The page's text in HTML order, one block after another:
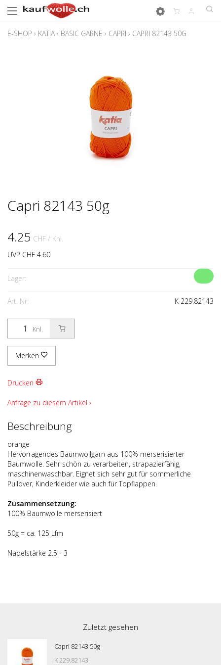
E-SHOP › KATIA › BASIC GARNE › CAPRI › CAPRI 82143 50G
Capri 82143 50g
4.25 CHF / Knl.
UVP CHF 4.60
Lager:
Art. Nr: K 229.82143
Knl.
Merken
Drucken
Anfrage zu diesem Artikel ›
Beschreibung
orange
Hervorragendes Baumwollgarn aus 100% merserisierter
Baumwolle. Sehr schön zu verarbeiten, strapazierfähig,
maschinenwaschbar. Eignet sich sehr gut für sommerliche
Pullover, Kinderkleider wie auch für Topflappen.
Zusammensetzung:
100% Baumwolle merserisiert
50g = ca. 125 Lfm
Nadelstärke 2.5 - 3
Zuletzt gesehen
Capri 82143 50g
K 229.82143